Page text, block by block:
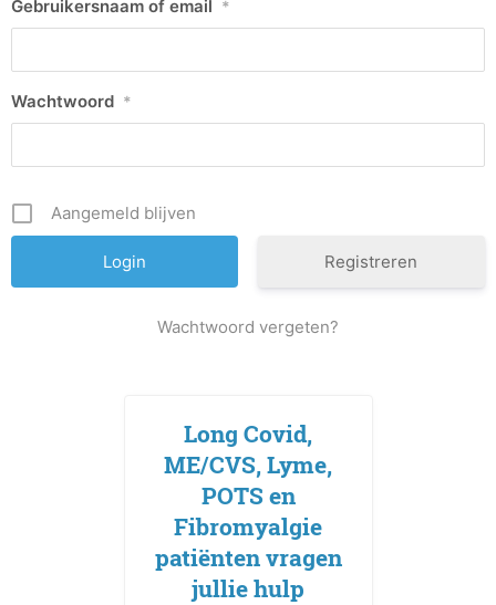
Gebruikersnaam of email *
Wachtwoord *
Aangemeld blijven
Registreren
Wachtwoord vergeten?
Long Covid,
ME/CVS, Lyme,
POTS en
Fibromyalgie
patiënten vragen
jullie hulp